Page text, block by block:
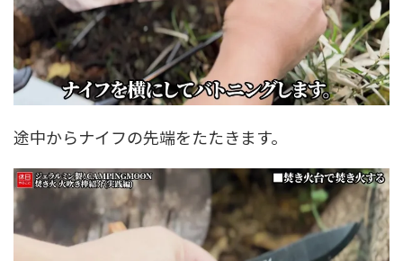
途中からナイフの先端をたたきます。